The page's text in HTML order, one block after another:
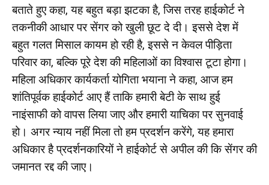
बताते हुए कहा, यह बहुत बड़ा झटका है, जिस तरह हाईकोर्ट ने
तकनीकी आधार पर सेंगर को खुली छूट दे दी। इससे देश में
बहुत गलत मिसाल कायम हो रही है, इससे न केवल पीड़िता
परिवार का, बल्कि पूरे देश की महिलाओं का विश्वास टूटा होगा।
महिला अधिकार कार्यकर्ता योगिता भयाना ने कहा, आज हम
शांतिपूर्वक हाईकोर्ट आए हैं ताकि हमारी बेटी के साथ हुई
नाइंसाफी को वापस लिया जाए और हमारी याचिका पर सुनवाई
हो। अगर न्याय नहीं मिला तो हम प्रदर्शन करेंगे, यह हमारा
अधिकार है प्रदर्शनकारियों ने हाईकोर्ट से अपील की कि सेंगर की
जमानत रद्द की जाए।